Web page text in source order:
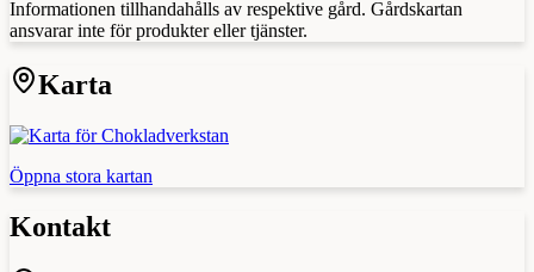
Informationen tillhandahålls av respektive gård. Gårdskartan
ansvarar inte för produkter eller tjänster.
Karta
Öppna stora kartan
Kontakt